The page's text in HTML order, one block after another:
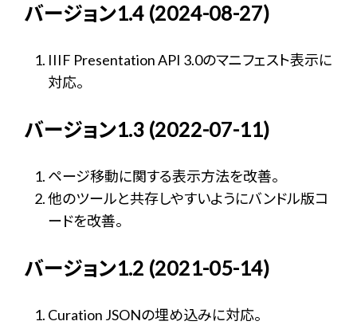
バージョン1.4 (2024-08-27)
IIIF Presentation API 3.0のマニフェスト表示に
対応。
バージョン1.3 (2022-07-11)
ページ移動に関する表示方法を改善。
他のツールと共存しやすいようにバンドル版コ
ードを改善。
バージョン1.2 (2021-05-14)
Curation JSONの埋め込みに対応。